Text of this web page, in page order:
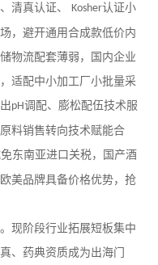
清真认证、
Kosher认证小
，避开通用合成款低价内
物流配套薄弱，国内企业
适配中小加工厂小批量采
pH调配、膨松配伍技术服
料销售转向技术赋能合
东南亚进口关税，国产酒
美品牌具备价格优势，抢
现阶段行业拓展短板集中
、药典资质成为出海门